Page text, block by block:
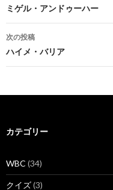
稿
ナ
ビ
ー
ョ
ン
ミゲル・アンドゥーハー
次の投稿
ハイメ・バリア
カテゴリー
WBC (34)
クイズ(3)